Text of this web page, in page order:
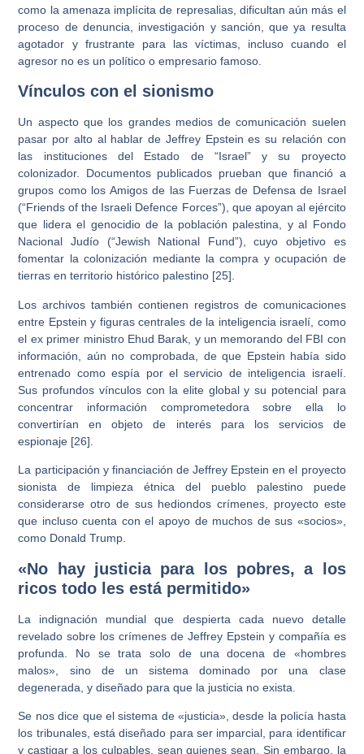
como la amenaza implícita de represalias, dificultan aún más el
proceso de denuncia, investigación y sanción, que ya resulta
agotador y frustrante para las víctimas, incluso cuando el
agresor no es un político o empresario famoso.
Vínculos con el sionismo
Un aspecto que los grandes medios de comunicación suelen
pasar por alto al hablar de Jeffrey Epstein es su relación con
las instituciones del Estado de “Israel” y su proyecto
colonizador. Documentos publicados prueban que financió a
grupos como los Amigos de las Fuerzas de Defensa de Israel
(“Friends of the Israeli Defence Forces”), que apoyan al ejército
que lidera el genocidio de la población palestina, y al Fondo
Nacional Judío (“Jewish National Fund”), cuyo objetivo es
fomentar la colonización mediante la compra y ocupación de
tierras en territorio histórico palestino [25].
Los archivos también contienen registros de comunicaciones
entre Epstein y figuras centrales de la inteligencia israelí, como
el ex primer ministro Ehud Barak, y un memorando del FBI con
información, aún no comprobada, de que Epstein había sido
entrenado como espía por el servicio de inteligencia israelí.
Sus profundos vínculos con la elite global y su potencial para
concentrar información comprometedora sobre ella lo
convertirían en objeto de interés para los servicios de
espionaje [26].
La participación y financiación de Jeffrey Epstein en el proyecto
sionista de limpieza étnica del pueblo palestino puede
considerarse otro de sus hediondos crímenes, proyecto este
que incluso cuenta con el apoyo de muchos de sus «socios»,
como Donald Trump.
«No hay justicia para los pobres, a los
ricos todo les está permitido»
La indignación mundial que despierta cada nuevo detalle
revelado sobre los crímenes de Jeffrey Epstein y compañía es
profunda. No se trata solo de una docena de «hombres
malos», sino de un sistema dominado por una clase
degenerada, y diseñado para que la justicia no exista.
Se nos dice que el sistema de «justicia», desde la policía hasta
los tribunales, está diseñado para ser imparcial, para identificar
y castigar a los culpables, sean quienes sean. Sin embargo, la